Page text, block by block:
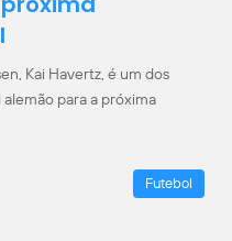
Kai Havertz, é um dos
para a próxima
Futebol